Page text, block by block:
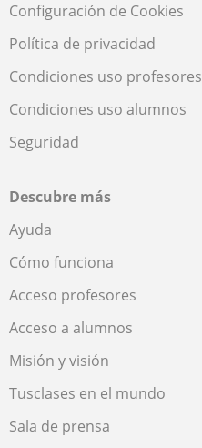
Configuración de Cookies
Política de privacidad
Condiciones uso profesores
Condiciones uso alumnos
Seguridad
Descubre más
Ayuda
Cómo funciona
Acceso profesores
Acceso a alumnos
Misión y visión
Tusclases en el mundo
Sala de prensa